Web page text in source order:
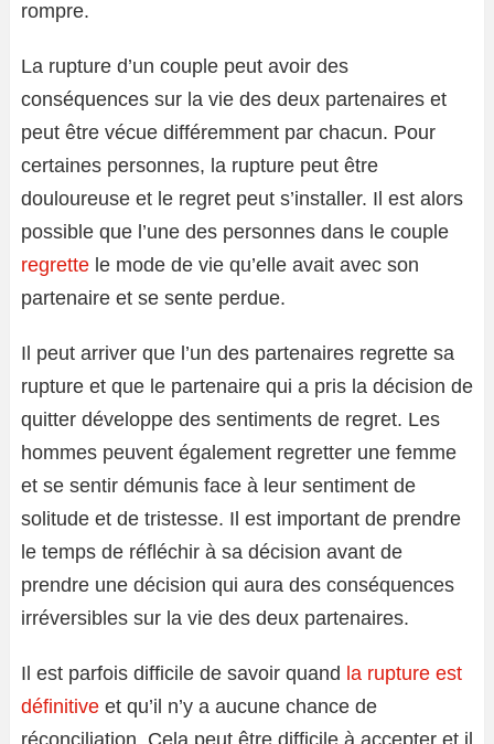
rompre.
La rupture d’un couple peut avoir des
conséquences sur la vie des deux partenaires et
peut être vécue différemment par chacun. Pour
certaines personnes, la rupture peut être
douloureuse et le regret peut s’installer. Il est alors
possible que l’une des personnes dans le couple
regrette le mode de vie qu’elle avait avec son
partenaire et se sente perdue.
Il peut arriver que l’un des partenaires regrette sa
rupture et que le partenaire qui a pris la décision de
quitter développe des sentiments de regret. Les
hommes peuvent également regretter une femme
et se sentir démunis face à leur sentiment de
solitude et de tristesse. Il est important de prendre
le temps de réfléchir à sa décision avant de
prendre une décision qui aura des conséquences
irréversibles sur la vie des deux partenaires.
Il est parfois difficile de savoir quand la rupture est
définitive et qu’il n’y a aucune chance de
réconciliation. Cela peut être difficile à accepter et il